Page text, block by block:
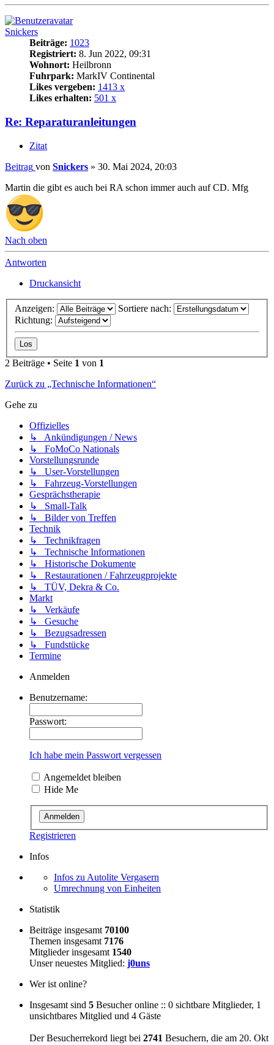
Snickers
Beiträge: 1023
Registriert: 8. Jun 2022, 09:31
Wohnort: Heilbronn
Fuhrpark: MarkIV Continental
Likes vergeben: 1413 x
Likes erhalten: 501 x
Re: Reparaturanleitungen
Zitat
Beitrag von Snickers » 30. Mai 2024, 20:03
Martin die gibt es auch bei RA schon immer auch auf CD. Mfg
Nach oben
Antworten
Druckansicht
Anzeigen:
Sortiere nach:
Richtung:
2 Beiträge • Seite 1 von 1
Zurück zu „Technische Informationen“
Gehe zu
Offizielles
↳ Ankündigungen / News
↳ FoMoCo Nationals
Vorstellungsrunde
↳ User-Vorstellungen
↳ Fahrzeug-Vorstellungen
Gesprächstherapie
↳ Small-Talk
↳ Bilder von Treffen
Technik
↳ Technikfragen
↳ Technische Informationen
↳ Historische Dokumente
↳ Restaurationen / Fahrzeugprojekte
↳ TÜV, Dekra & Co.
Markt
↳ Verkäufe
↳ Gesuche
↳ Bezugsadressen
↳ Fundstücke
Termine
Anmelden
Benutzername:
Passwort:
Ich habe mein Passwort vergessen
Angemeldet bleiben
Hide Me
Registrieren
Infos
Infos zu Autolite Vergasern
Umrechnung von Einheiten
Statistik
Beiträge insgesamt 70100
Themen insgesamt 7176
Mitglieder insgesamt 1540
Unser neuestes Mitglied: j0uns
Wer ist online?
Insgesamt sind 5 Besucher online :: 0 sichtbare Mitglieder, 1
unsichtbares Mitglied und 4 Gäste
Der Besucherrekord liegt bei 2741 Besuchern, die am 20. Okt